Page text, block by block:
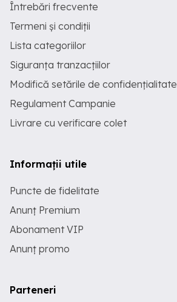
Întrebări frecvente
Termeni și condiții
Lista categoriilor
Siguranța tranzacțiilor
Modifică setările de confidențialitate
Regulament Campanie
Livrare cu verificare colet
Informații utile
Puncte de fidelitate
Anunț Premium
Abonament VIP
Anunț promo
Parteneri